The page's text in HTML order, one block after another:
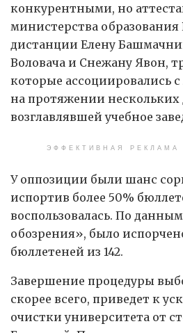
конкурентными, но
министерства образования
дистанции Елену
Воловача и Снежану Явон,
которые ассоциировались
на протяжении нескольких
возглавлявшей учебное
ЭФФЕКТИВНАЯ РЕКЛАМА
У оппозиции были шанс
испортив более 50%
воспользовалась. По
обозрения», было
бюллетеней из 142.
Завершение процедуры
скорее всего, приведет к
очистки университета от